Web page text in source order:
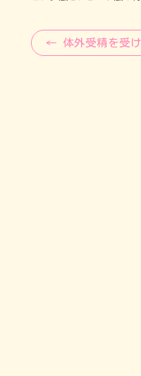
← 体外受精を受